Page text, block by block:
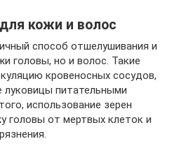
кожи и волос
способ отшелушивания и
головы, но и волос. Такие
кровеносных сосудов,
питательными
использование зерен
головы от мертвых клеток и